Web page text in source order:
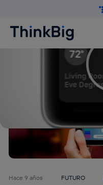
Hace 9 años FUTURO